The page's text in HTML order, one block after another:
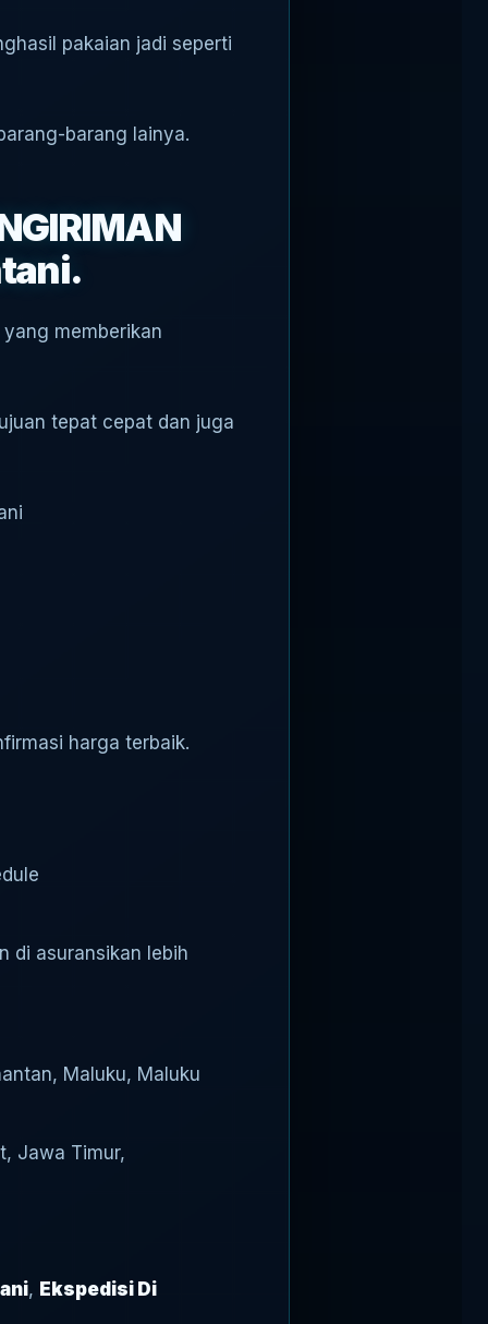
pakaian jadi seperti
barang lainya.
memberikan
tepat cepat dan juga
harga terbaik.
di asuransikan lebih
Maluku, Maluku
Jawa Timur,
, Ekspedisi Di